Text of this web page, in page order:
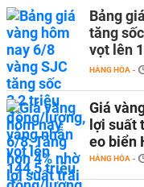
Bảng
tăng
vọt lên
HÀNG HÓA -
Giá
lợi suất
eo biển
HÀNG HÓA -